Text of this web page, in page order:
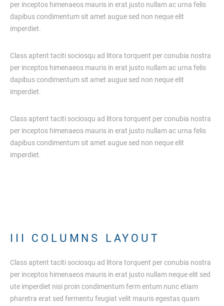
per inceptos himenaeos mauris in erat justo nullam ac urna felis
dapibus condimentum sit amet augue sed non neque elit
imperdiet.
Class aptent taciti sociosqu ad litora torquent per conubia nostra
per inceptos himenaeos mauris in erat justo nullam ac urna felis
dapibus condimentum sit amet augue sed non neque elit
imperdiet.
Class aptent taciti sociosqu ad litora torquent per conubia nostra
per inceptos himenaeos mauris in erat justo nullam ac urna felis
dapibus condimentum sit amet augue sed non neque elit
imperdiet.
I I I C O LU M N S LAYO UT
Class aptent taciti sociosqu ad litora torquent per conubia nostra
per inceptos himenaeos mauris in erat justo nullam neque elit sed
ute imperdiet nisi proin condimentum ferm entum nunc etiam
pharetra erat sed fermentu feugiat velit mauris egestas quam